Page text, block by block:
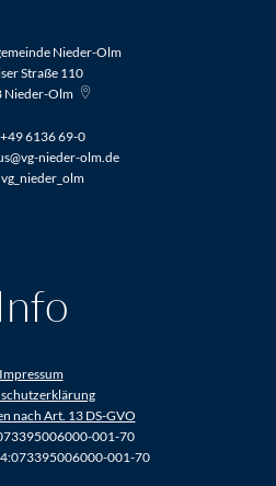
Nieder-Olm
Straße 110
Nieder-Olm
+49 6136 69-0
nieder-olm.de
vg_nieder_olm
Info
Impressum
nach Art. 13 DS-GVO
001-70
001-70